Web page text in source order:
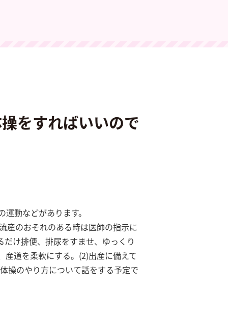
をすればいいので
動などがあります。
産のおそれのある時は医師の指示に
け排便、排尿をすませ、ゆっくり
道を柔軟にする。(2)出産に備えて
操のやり方について話をする予定で